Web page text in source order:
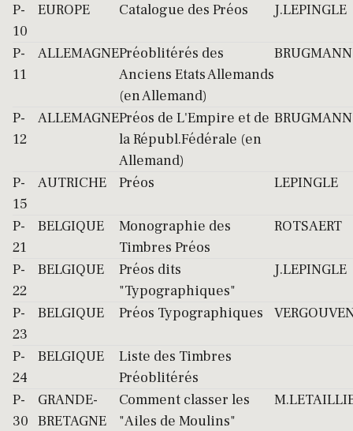
P-
10
EUROPE Catalogue des Préos J.LEPINGLE
P-
11
ALLEMAGNEPréoblitérés des
Anciens Etats Allemands
(en Allemand)
BRUGMANN
P-
12
ALLEMAGNEPréos de L'Empire et de
la Républ.Fédérale (en
Allemand)
BRUGMANN
P-
15
AUTRICHE Préos LEPINGLE
P-
21
BELGIQUE
Monographie des
Timbres Préos
ROTSAERT
P-
22
BELGIQUE
Préos dits
"Typographiques"
J.LEPINGLE
P-
23
BELGIQUE Préos Typographiques
P-
24
BELGIQUE
Liste des Timbres
Préoblitérés
P-
30
GRANDE-
BRETAGNE
Comment classer les
"Ailes de Moulins"